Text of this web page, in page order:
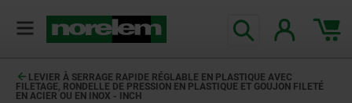
LEVIER À SERRAGE RAPIDE RÉGLABLE EN PLASTIQUE AVEC
FILETAGE, RONDELLE DE PRESSION EN PLASTIQUE ET GOUJON FILETÉ
EN ACIER OU EN INOX - INCH